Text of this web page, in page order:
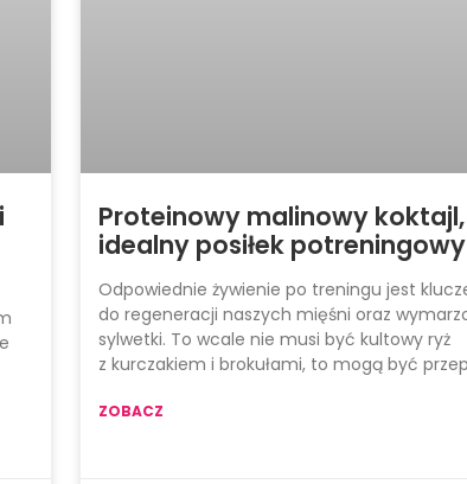
Proteinowy malinowy
idealny posiłek potreningowy
Odpowiednie żywienie po treningu jest
do regeneracji naszych mięśni oraz
sylwetki. To wcale nie musi być kultowy ryż
z kurczakiem i brokułami, to mogą być
ZOBACZ